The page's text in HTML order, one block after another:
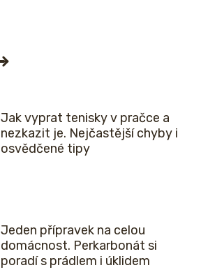
Jak vyprat tenisky v pračce a
nezkazit je. Nejčastější chyby i
osvědčené tipy
Jeden přípravek na celou
domácnost. Perkarbonát si
poradí s prádlem i úklidem